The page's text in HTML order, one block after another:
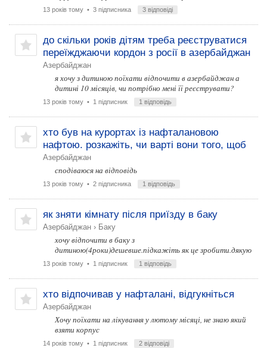
13 років тому • 3 підписника 3 відповіді
до скільки років дітям треба реєструватися
переїжджаючи кордон з росії в азербайджан
Азербайджан
я хочу з дитиною поїхати відпочити в азербайджан а
дитині 10 місяців, чи потрібно мені її реєструвати?
13 років тому • 1 підписник 1 відповідь
хто був на курортах із нафталановою
нафтою. розкажіть, чи варті вони того, щоб
Азербайджан
сподіваюся на відповідь
13 років тому • 2 підписника 1 відповідь
як зняти кімнату після приїзду в баку
Азербайджан › Баку
хочу відпочити в баку з
дитиною(4роки)дешевше.підкажіть як це зробити.дякую
13 років тому • 1 підписник 1 відповідь
хто відпочивав у нафталані, відгукніться
Азербайджан
Хочу поїхати на лікування у лютому місяці, не знаю який
взяти корпус
14 років тому • 1 підписник 2 відповіді